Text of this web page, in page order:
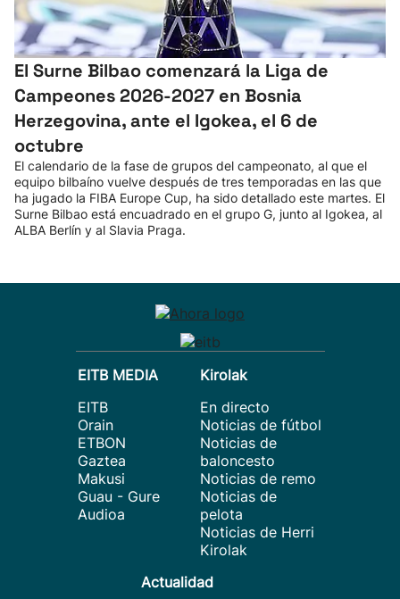
El Surne Bilbao comenzará la Liga de
Campeones 2026-2027 en Bosnia
Herzegovina, ante el Igokea, el 6 de
octubre
El calendario de la fase de grupos del campeonato, al que el
equipo bilbaíno vuelve después de tres temporadas en las que
ha jugado la FIBA Europe Cup, ha sido detallado este martes. El
Surne Bilbao está encuadrado en el grupo G, junto al Igokea, al
ALBA Berlín y al Slavia Praga.
EITB MEDIA
EITB
Orain
ETBON
Gaztea
Makusi
Guau - Gure
Audioa
Kirolak
En directo
Noticias de fútbol
Noticias de
baloncesto
Noticias de remo
Noticias de
pelota
Noticias de Herri
Kirolak
Actualidad